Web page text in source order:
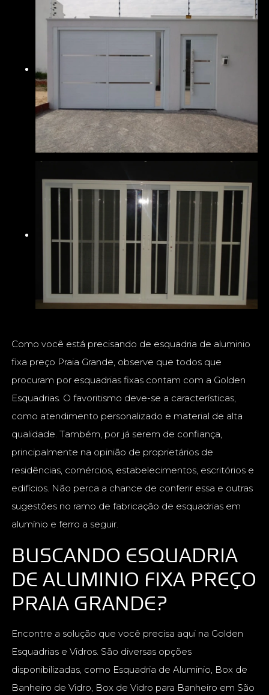
Como você está precisando de esquadria de aluminio
fixa preço Praia Grande, observe que todos que
procuram por esquadrias fixas contam com a Golden
Esquadrias. O favoritismo deve-se a características,
como atendimento personalizado e material de alta
qualidade. Também, por já serem de confiança,
principalmente na opinião de proprietários de
residências, comércios, estabelecimentos, escritórios e
edifícios. Não perca a chance de conferir essa e outras
sugestões no ramo de fabricação de esquadrias em
alumínio e ferro a seguir.
BUSCANDO ESQUADRIA
DE ALUMINIO FIXA PREÇO
PRAIA GRANDE?
Encontre a solução que você precisa aqui na Golden
Esquadrias e Vidros. São diversas opções
disponibilizadas, como Esquadria de Aluminio, Box de
Banheiro de Vidro, Box de Vidro para Banheiro em São